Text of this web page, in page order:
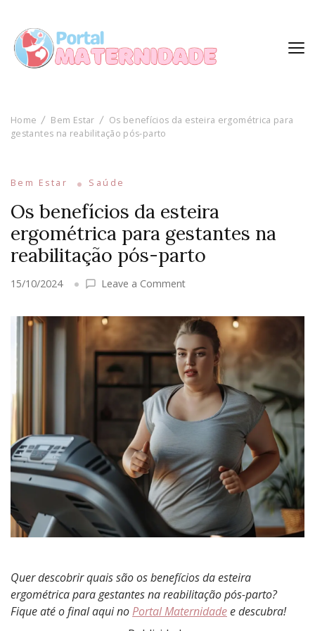
Home Bem Estar
Os benefícios da esteira ergométrica para
gestantes na reabilitação pós-parto
Bem Estar Saúde
Os benefícios da esteira
ergométrica para gestantes na
reabilitação pós-parto
15/10/2024 Leave a Commenton
benefícios
da
esteira
ergométrica
para
gestantes
reabilitação
parto
Quer descobrir quais são os benefícios da esteira
ergométrica para gestantes na reabilitação pós-parto?
Fique até o final aqui noPortal Maternidadee descubra!